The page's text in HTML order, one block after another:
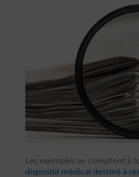
Les exem­ples se comptent à
dis­posi­tif médi­cal des­tiné à